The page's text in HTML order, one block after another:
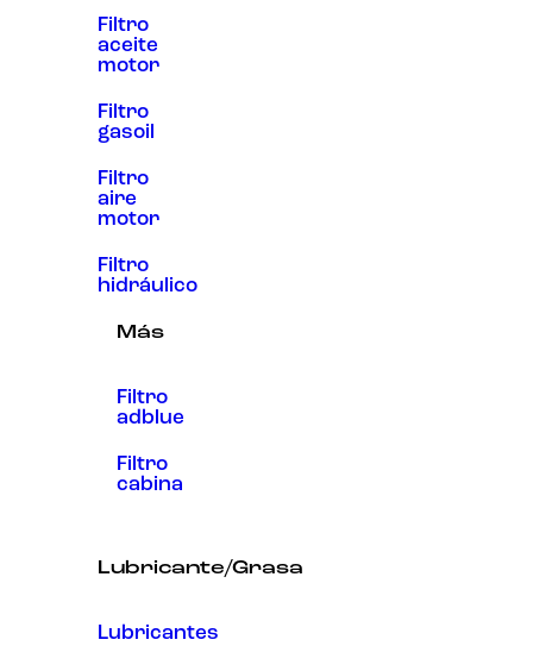
Filtro
aceite
motor
Filtro
gasoil
Filtro
aire
motor
Filtro
hidráulico
Más
Filtro
adblue
Filtro
cabina
Lubricante/Grasa
Lubricantes